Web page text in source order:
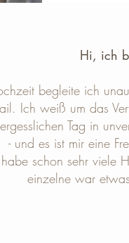
Hi, ich
begleite ich
Ich weiß um das
Tag in
- und es ist mir eine
schon sehr viele
einzelne war